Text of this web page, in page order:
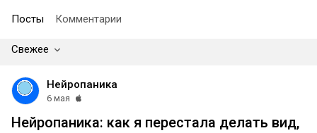
Посты Комментарии
Свежее
Нейропаника
6 мая
Нейропаника: как я перестала делать вид,